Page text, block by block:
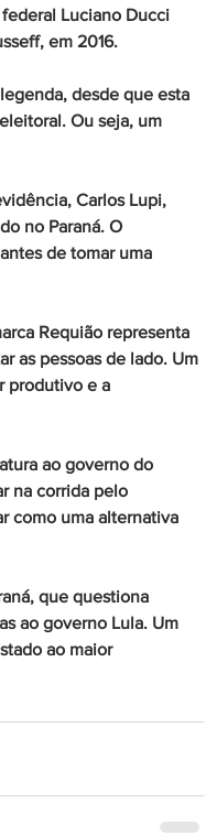
Luciano Ducci
em 2016.
desde que esta
Ou seja, um
Carlos Lupi,
no Paraná. O
de tomar uma
Requião representa
as pessoas de lado. Um
produtivo e a
ao governo do
na corrida pelo
como uma alternativa
que questiona
ao governo Lula. Um
ao maior